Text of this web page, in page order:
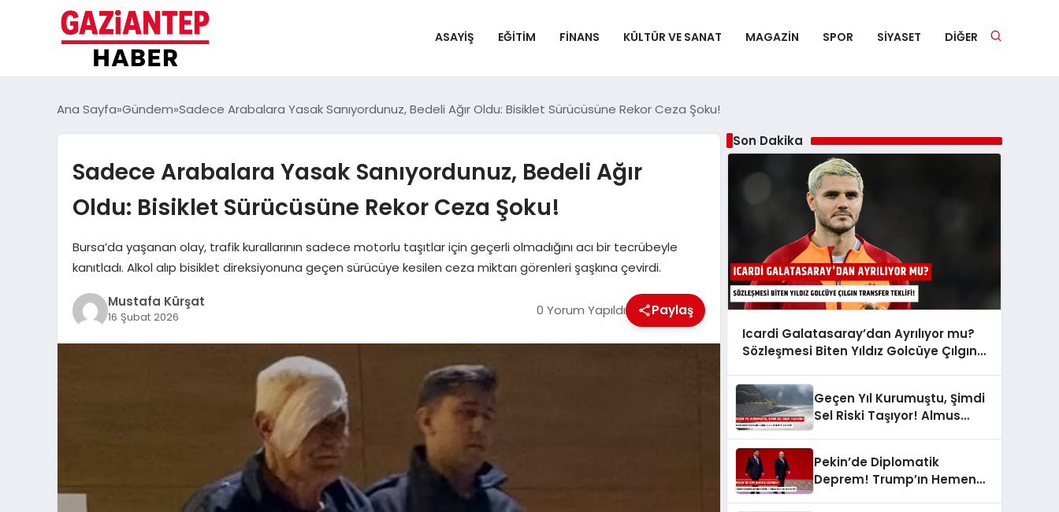
ASAYIŞ EĞITIM FINANS KÜLTÜR VE SANAT MAGAZIN SPOR SIYASET DIĞER
Ana Sayfa Gündem Sadece Arabalara Yasak Sanıyordunuz, Bedeli Ağır Oldu: Bisiklet Sürücüsüne Rekor Ceza Şoku!
Sadece Arabalara Yasak Sanıyordunuz, Bedeli Ağır
Oldu: Bisiklet Sürücüsüne Rekor Ceza Şoku!
Bursa’da yaşanan olay, trafik kurallarının sadece motorlu taşıtlar için geçerli olmadığını acı bir tecrübeyle
kanıtladı. Alkol alıp bisiklet direksiyonuna geçen sürücüye kesilen ceza miktarı görenleri şaşkına çevirdi.
Mustafa Kürşat
16 Şubat 2026 0 Yorum Yapıldı Paylaş
Son Dakika
Icardi Galatasaray’dan Ayrılıyor mu?
Sözleşmesi Biten Yıldız Golcüye Çılgın
Geçen Yıl Kurumuştu, Şimdi
Sel Riski Taşıyor! Almus
Pekin’de Diplomatik
Deprem! Trump’ın Hemen